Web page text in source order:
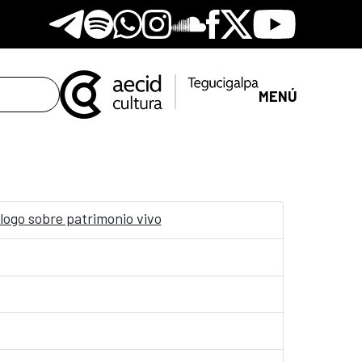
Telegram
SpotifyWhatsapp
Instagram
Soundclore
Facebook
X Youtube
MENÚ
sobre patrimonio vivo